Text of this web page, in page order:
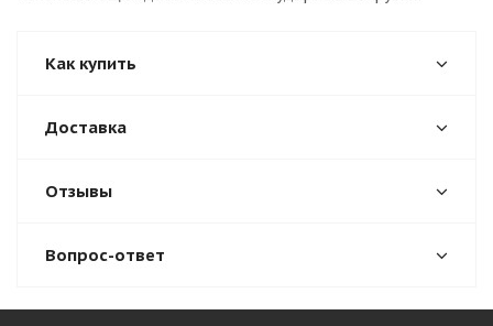
Как купить
Доставка
Отзывы
Вопрос-ответ